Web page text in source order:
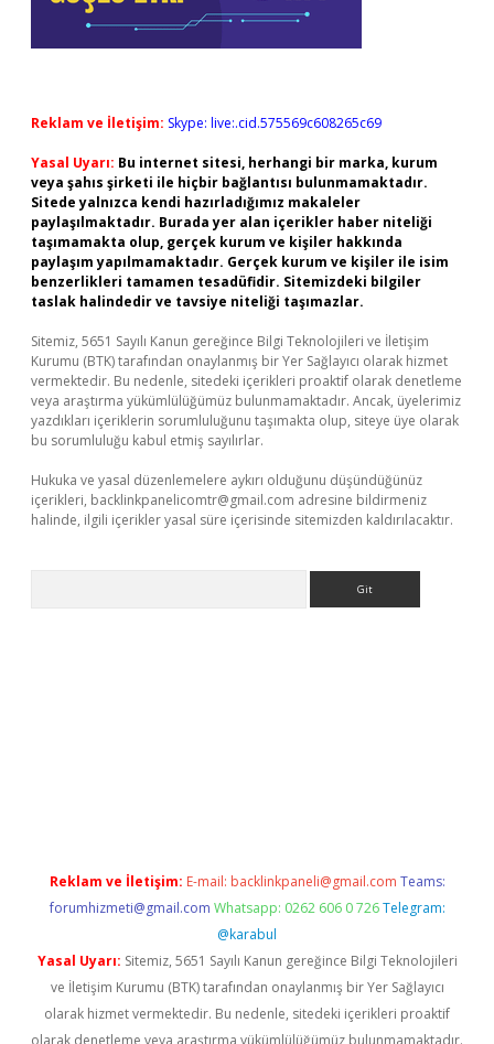
Reklam ve İletişim: Skype: live:.cid.575569c608265c69
Yasal Uyarı: Bu internet sitesi, herhangi bir marka, kurum
veya şahıs şirketi ile hiçbir bağlantısı bulunmamaktadır.
Sitede yalnızca kendi hazırladığımız makaleler
paylaşılmaktadır. Burada yer alan içerikler haber niteliği
taşımamakta olup, gerçek kurum ve kişiler hakkında
paylaşım yapılmamaktadır. Gerçek kurum ve kişiler ile isim
benzerlikleri tamamen tesadüfidir. Sitemizdeki bilgiler
taslak halindedir ve tavsiye niteliği taşımazlar.
Sitemiz, 5651 Sayılı Kanun gereğince Bilgi Teknolojileri ve İletişim
Kurumu (BTK) tarafından onaylanmış bir Yer Sağlayıcı olarak hizmet
vermektedir. Bu nedenle, sitedeki içerikleri proaktif olarak denetleme
veya araştırma yükümlülüğümüz bulunmamaktadır. Ancak, üyelerimiz
yazdıkları içeriklerin sorumluluğunu taşımakta olup, siteye üye olarak
bu sorumluluğu kabul etmiş sayılırlar.
Hukuka ve yasal düzenlemelere aykırı olduğunu düşündüğünüz
içerikleri, backlinkpanelicomtr@gmail.com adresine bildirmeniz
halinde, ilgili içerikler yasal süre içerisinde sitemizden kaldırılacaktır.
Reklam ve İletişim: E-mail: backlinkpaneli@gmail.com Teams:
forumhizmeti@gmail.com Whatsapp: 0262 606 0 726 Telegram:
@karabul
Yasal Uyarı: Sitemiz, 5651 Sayılı Kanun gereğince Bilgi Teknolojileri
ve İletişim Kurumu (BTK) tarafından onaylanmış bir Yer Sağlayıcı
olarak hizmet vermektedir. Bu nedenle, sitedeki içerikleri proaktif
olarak denetleme veya araştırma yükümlülüğümüz bulunmamaktadır.